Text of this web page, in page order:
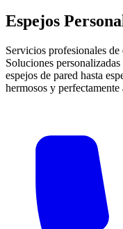
Espejos
Servicios profesionales
Soluciones
espejos de pared hasta
hermosos y